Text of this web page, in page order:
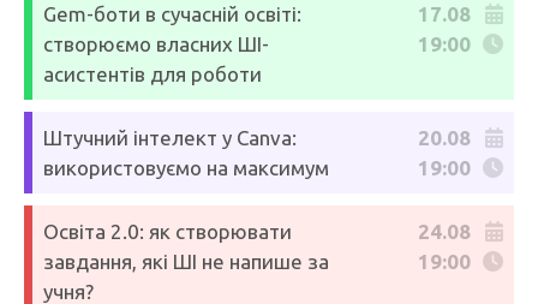
Gem-боти в сучасній освіті:
створюємо власних ШІ-
асистентів для роботи
17.08
19:00
Штучний інтелект у Canva:
використовуємо на максимум
20.08
19:00
Освіта 2.0: як створювати
завдання, які ШІ не напише за
учня?
24.08
19:00